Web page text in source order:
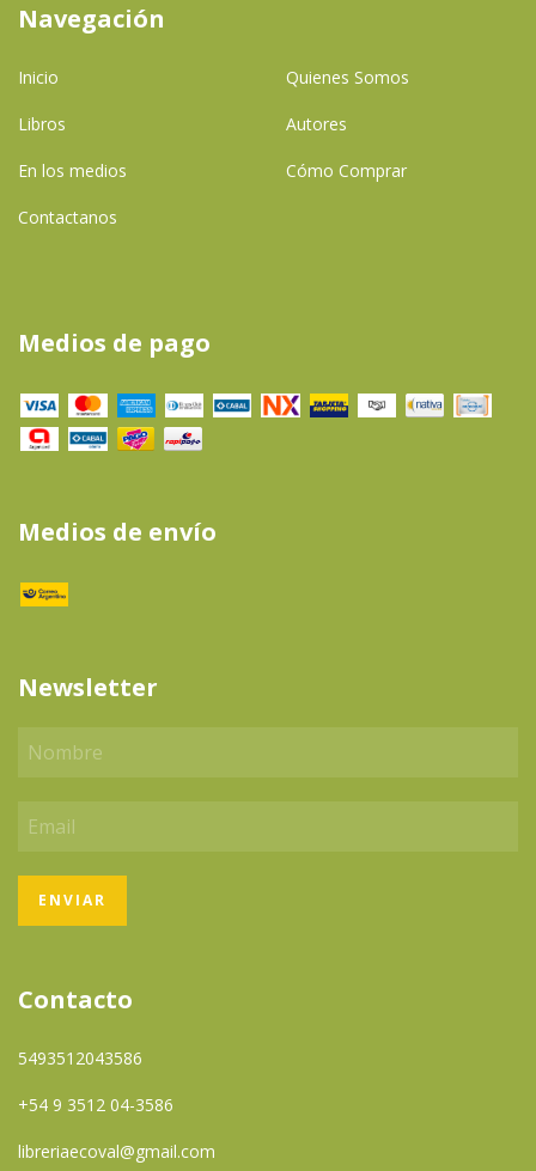
Navegación
Inicio Quienes Somos
Libros Autores
En los medios Cómo Comprar
Contactanos
Medios de pago
Medios de envío
Newsletter
Contacto
5493512043586
+54 9 3512 04-3586
libreriaecoval@gmail.com